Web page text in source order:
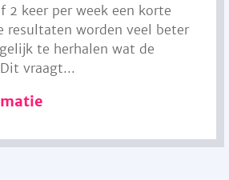
2 keer per week een korte
resultaten worden veel beter
te herhalen wat de
vraagt...